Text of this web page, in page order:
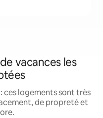
vacances les
ces logements sont très
de propreté et